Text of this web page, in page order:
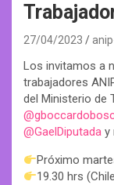
27/04/2023
Los invitamos a
trabajadores
del Ministerio de
@GaelDiputada y
Próximo
19.30 hrs